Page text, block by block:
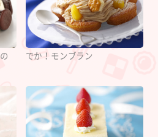
でか！モンブラン